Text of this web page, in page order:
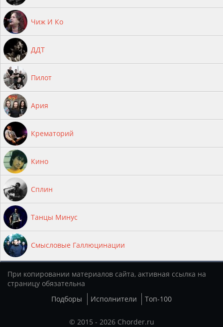
Чиж И Ко
ДДТ
Пилот
Ария
Крематорий
Кино
Сплин
Танцы Минус
Смысловые Галлюцинации
При копировании материалов сайта, активная ссылка на
страницу обязательна
Подборы
Исполнители Топ-100
© 2015 - 2026 Chorder.ru